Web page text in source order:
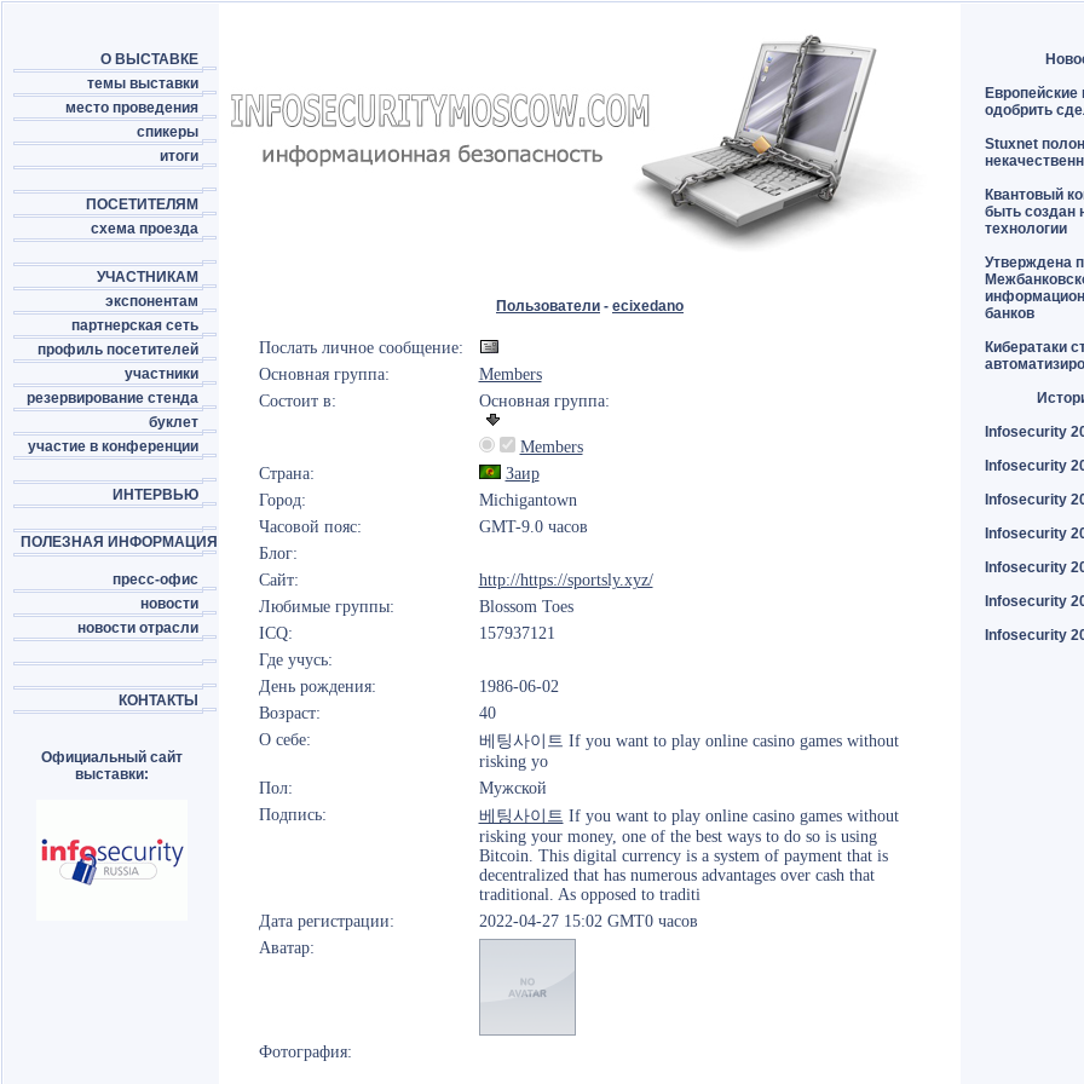
О ВЫСТАВКЕ
темы выставки
место проведения
спикеры
итоги
ПОСЕТИТЕЛЯМ
схема проезда
УЧАСТНИКАМ
экспонентам
партнерская сеть
профиль посетителей
участники
резервирование стенда
буклет
участие в конференции
ИНТЕРВЬЮ
ПОЛЕЗНАЯ ИНФОРМАЦИЯ
пресс-офис
новости
новости отрасли
КОНТАКТЫ
Официальный сайт
выставки:
Пользователи - ecixedano
Послать личное сообщение:
Основная группа:
Members
Состоит в:
Основная группа:
Members
Страна:
Заир
Город:
Michigantown
Часовой пояс:
GMT-9.0 часов
Блог:
Сайт:
http://https://sportsly.xyz/
Любимые группы:
Blossom Toes
ICQ:
157937121
Где учусь:
День рождения:
1986-06-02
Возраст:
40
О себе:
베팅사이트 If you want to play online casino games without
risking yo
Пол:
Мужской
Подпись:
베팅사이트 If you want to play online casino games without
risking your money, one of the best ways to do so is using
Bitcoin. This digital currency is a system of payment that is
decentralized that has numerous advantages over cash that
traditional. As opposed to traditi
Дата регистрации:
2022-04-27 15:02 GMT0 часов
Аватар:
Фотография:
Европейские
одобрить
Stuxnet
Квантовый
быть создан
технологии
Утверждена
банков
Кибератаки
Infosecurity
Infosecurity
Infosecurity
Infosecurity
Infosecurity
Infosecurity
Infosecurity